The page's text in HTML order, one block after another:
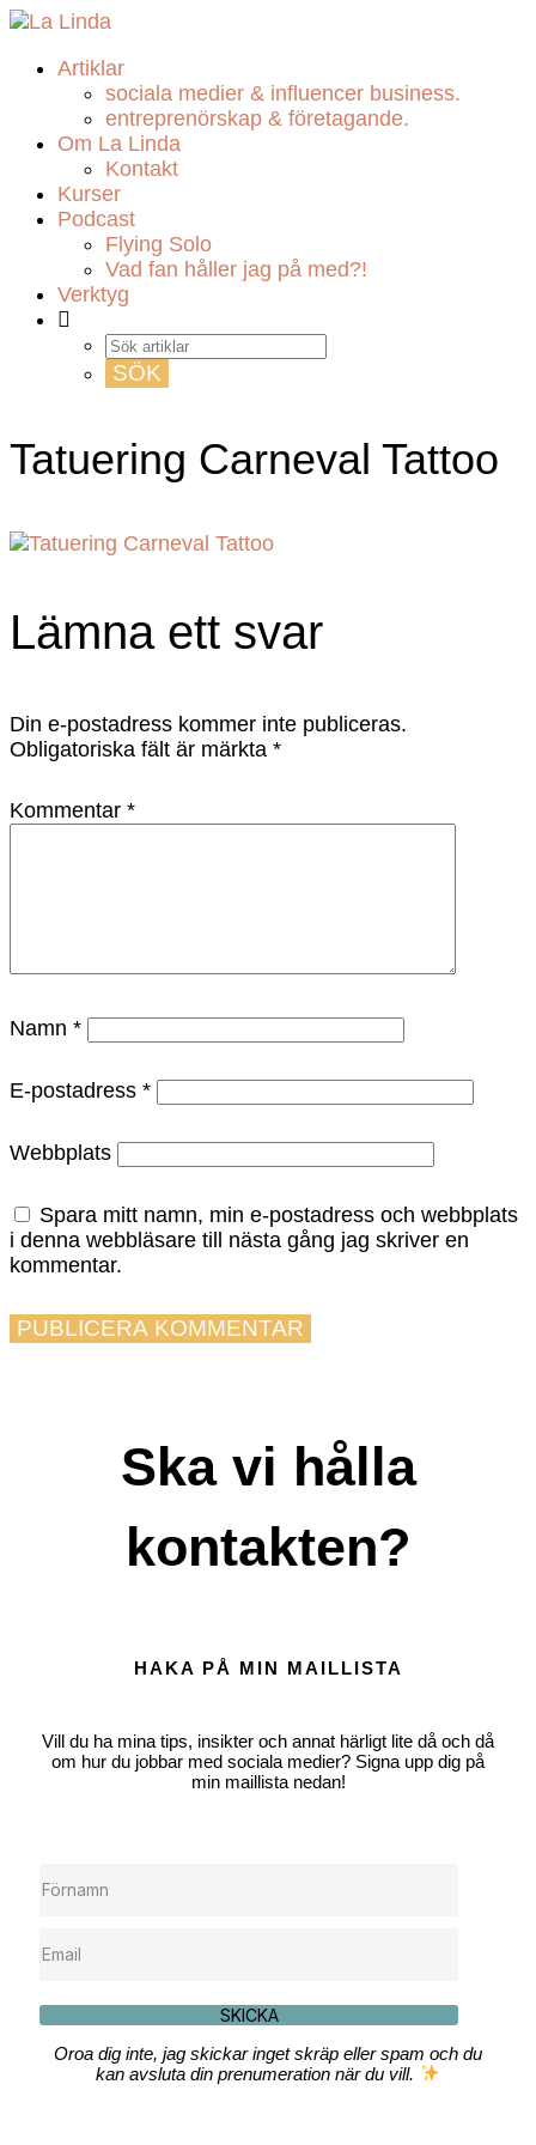
Artiklar
sociala medier & influencer business.
entreprenörskap & företagande.
Om La Linda
Kontakt
Kurser
Podcast
Flying Solo
Vad fan håller jag på med?!
Verktyg
Tatuering Carneval Tattoo
Lämna ett svar
Din e-postadress kommer inte publiceras.
Obligatoriska fält är märkta *
Kommentar *
Namn *
E-postadress *
Webbplats
Spara mitt namn, min e-postadress och webbplats
i denna webbläsare till nästa gång jag skriver en
kommentar.
Ska vi hålla
kontakten?
HAKA PÅ MIN MAILLISTA
Vill du ha mina tips, insikter och annat härligt lite då och då
om hur du jobbar med sociala medier? Signa upp dig på
min maillista nedan!
SKICKA
Oroa dig inte, jag skickar inget skräp eller spam och du
kan avsluta din prenumeration när du vill.